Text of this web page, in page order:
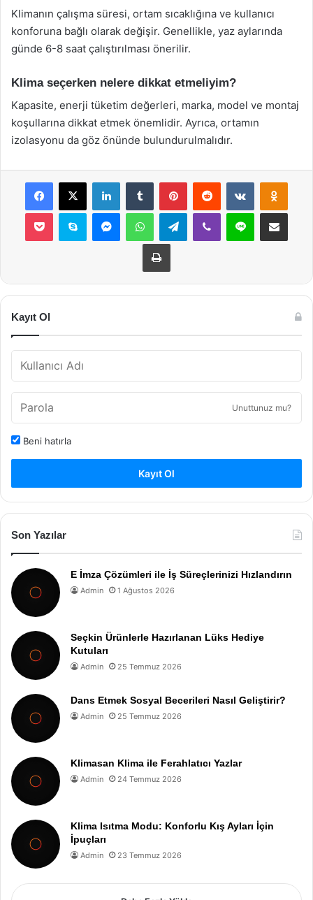
Klimanın çalışma süresi, ortam sıcaklığına ve kullanıcı
konforuna bağlı olarak değişir. Genellikle, yaz aylarında
günde 6-8 saat çalıştırılması önerilir.
Klima seçerken nelere dikkat etmeliyim?
Kapasite, enerji tüketim değerleri, marka, model ve montaj
koşullarına dikkat etmek önemlidir. Ayrıca, ortamın
izolasyonu da göz önünde bulundurulmalıdır.
Facebook
X LinkedInTumblr PinterestReddit VKontakte
Pocket Skype MessengerWhatsAppTelegramViber Line E-Posta ile
Yazdır
Kayıt Ol
Unuttunuz mu?
Beni hatırla
Kayıt Ol
Son Yazılar
E İmza Çözümleri ile İş Süreçlerinizi Hızlandırın
Admin 1 Ağustos 2026
Seçkin Ürünlerle Hazırlanan Lüks Hediye
Kutuları
Admin 25 Temmuz 2026
Dans Etmek Sosyal Becerileri Nasıl Geliştirir?
Admin 25 Temmuz 2026
Klimasan Klima ile Ferahlatıcı Yazlar
Admin 24 Temmuz 2026
Klima Isıtma Modu: Konforlu Kış Ayları İçin
İpuçları
Admin 23 Temmuz 2026